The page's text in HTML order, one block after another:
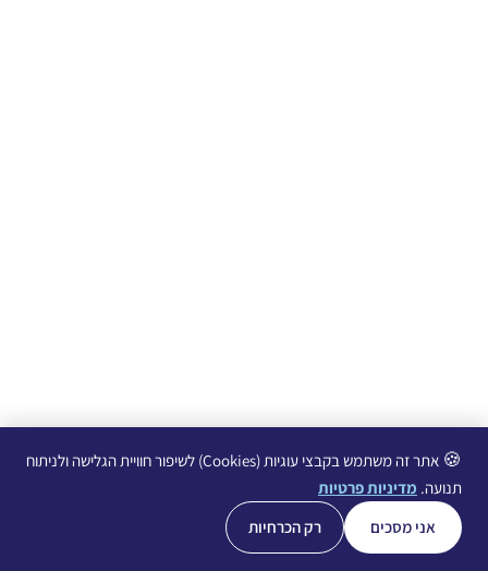
🍪
אתר זה משתמש בקבצי עוגיות (Cookies) לשיפור חוויית הגלישה ולניתוח
תנועה. מדיניות פרטיות
אני מסכים
רק הכרחיות